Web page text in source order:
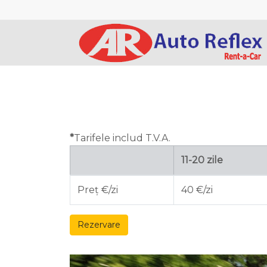
*Tarifele includ T.V.A.
11-20 zile
Preţ €/zi 40 €/zi
Rezervare